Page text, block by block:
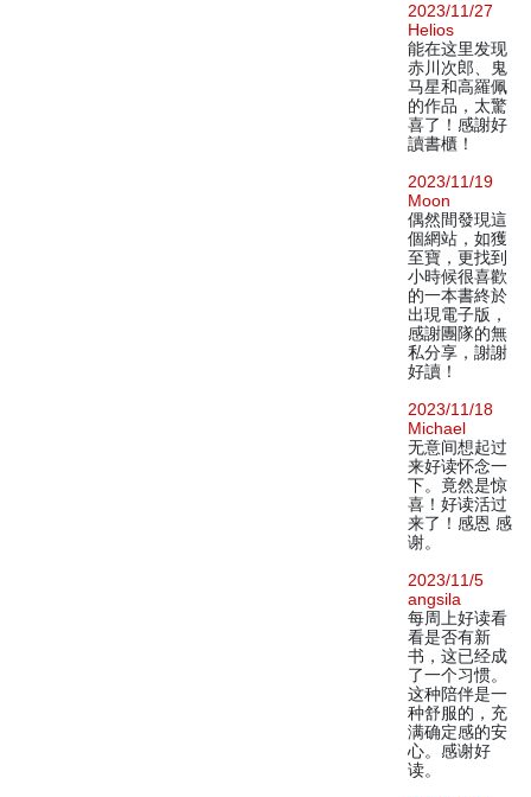
2023/11/27
Helios
能在这里发现
赤川次郎、鬼
马星和高羅佩
的作品，太驚
喜了！感謝好
讀書櫃！
2023/11/19
Moon
偶然間發現這
個網站，如獲
至寶，更找到
小時候很喜歡
的一本書終於
出現電子版，
感謝團隊的無
私分享，謝謝
好讀！
2023/11/18
Michael
无意间想起过
来好读怀念一
下。竟然是惊
喜！好读活过
来了！感恩 感
谢。
2023/11/5
angsila
每周上好读看
看是否有新
书，这已经成
了一个习惯。
这种陪伴是一
种舒服的，充
满确定感的安
心。感谢好
读。